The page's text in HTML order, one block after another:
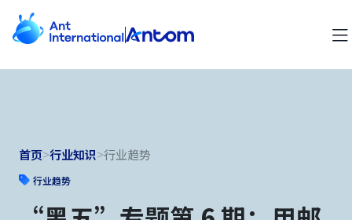
首页>行业知识>行业趋势
行业趋势